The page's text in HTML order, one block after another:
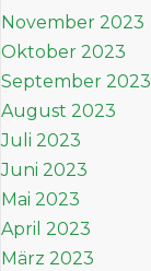
November 2023
Oktober 2023
September 2023
August 2023
Juli 2023
Juni 2023
Mai 2023
April 2023
März 2023